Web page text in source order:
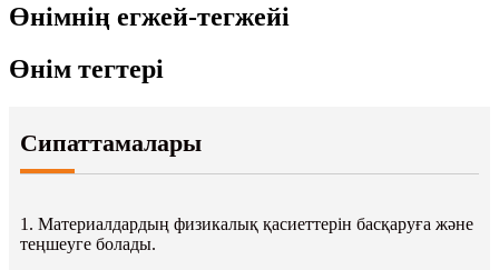
Өнімнің егжей-тегжейі
Өнім тегтері
Сипаттамалары
1. Материалдардың физикалық қасиеттерін басқаруға және
теңшеуге болады.